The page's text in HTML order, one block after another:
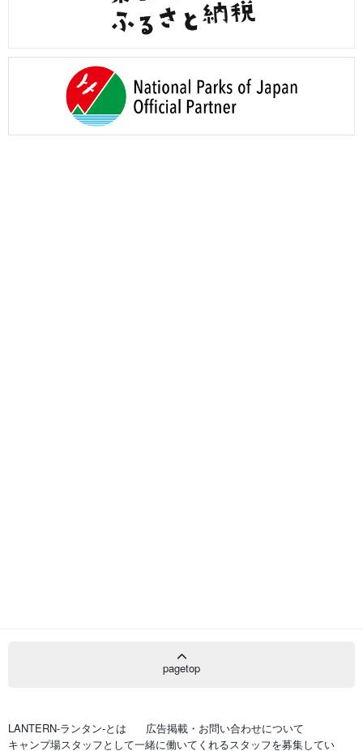
pagetop
LANTERN-ランタン-とは
広告掲載・お問い合わせについて
キャンプ場スタッフとして一緒に働いてくれるスタッフを募集してい